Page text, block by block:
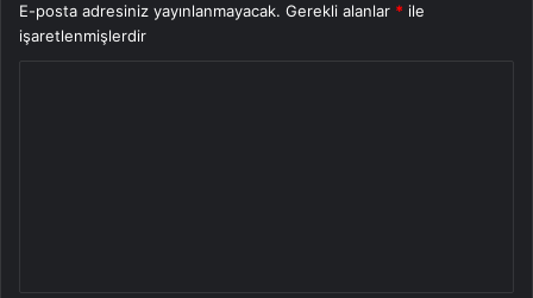
E-posta adresiniz yayınlanmayacak. Gerekli alanlar * ile
işaretlenmişlerdir